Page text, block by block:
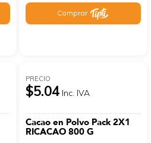
Comprar
PRECIO
$5.04 Inc. IVA
Cacao en Polvo Pack 2X1
RICACAO 800 G